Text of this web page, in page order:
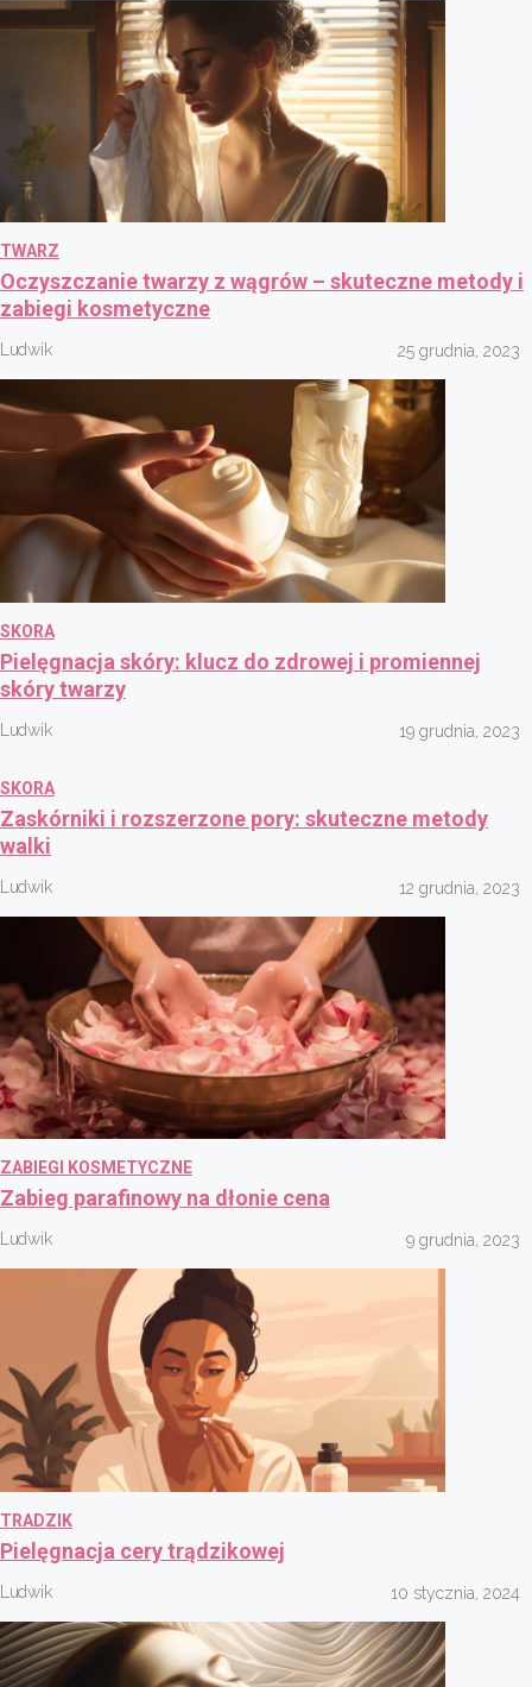
TWARZ
Oczyszczanie twarzy z wągrów – skuteczne metody i
zabiegi kosmetyczne
Ludwik 25 grudnia, 2023
SKORA
Pielęgnacja skóry: klucz do zdrowej i promiennej
skóry twarzy
Ludwik 19 grudnia, 2023
SKORA
Zaskórniki i rozszerzone pory: skuteczne metody
walki
Ludwik 12 grudnia, 2023
ZABIEGI KOSMETYCZNE
Zabieg parafinowy na dłonie cena
Ludwik 9 grudnia, 2023
TRADZIK
Pielęgnacja cery trądzikowej
Ludwik 10 stycznia, 2024